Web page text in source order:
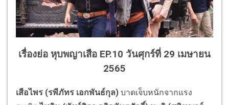
เรื่องย่อ หุบพญาเสือ EP.10 วันศุกร์ที่ 29 เมษายน
2565
เสือไพร (รพีภัทร เอกพันธ์กุล) บาดเจ็บหนักจากแรง